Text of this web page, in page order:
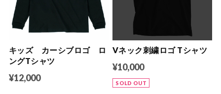
キッズ カーシブロゴ ロ
ングTシャツ
¥12,000
Vネック刺繍ロゴ Tシャツ
¥10,000
SOLD OUT